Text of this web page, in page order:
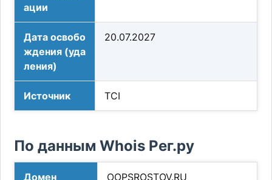
ации
Дата освобо
ждения (уда
ления)
20.07.2027
Источник TCI
По данным Whois Рег.ру
Домен OOPSROSTOV.RU